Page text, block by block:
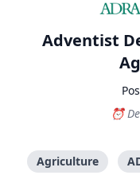
Adventist
Agriculture